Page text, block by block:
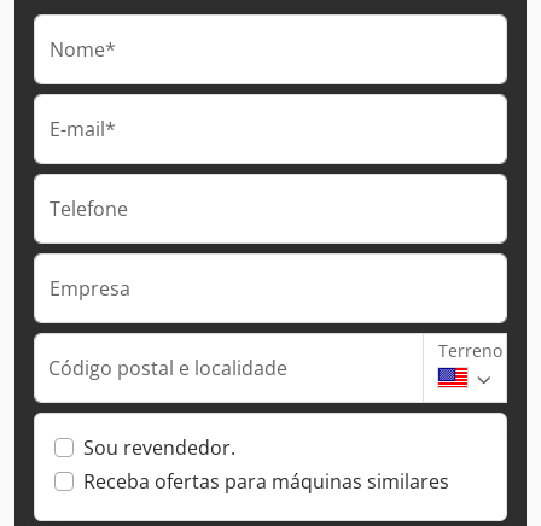
Nome*
E-mail*
Telefone
Empresa
Código postal e localidade
Terreno
Sou revendedor.
Receba ofertas para máquinas similares